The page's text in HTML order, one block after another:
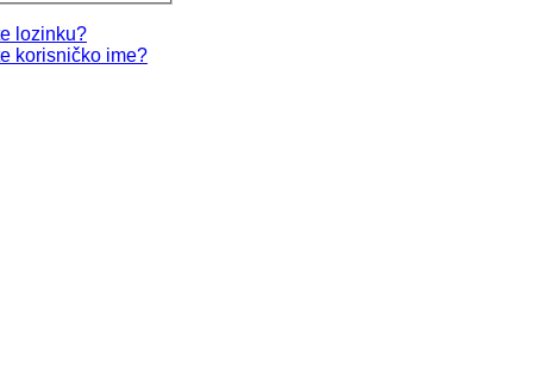
lozinku?
korisničko ime?